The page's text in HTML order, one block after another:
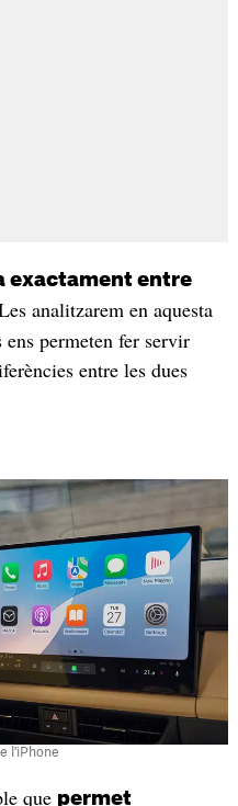
exactament entre
analitzarem en aquesta
permeten fer servir
entre les dues
l'iPhone
que permet